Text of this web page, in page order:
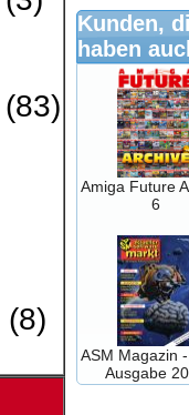
(83)
(8)
Kunden,
haben
Amiga Future
6
ASM Magazin
Ausgabe